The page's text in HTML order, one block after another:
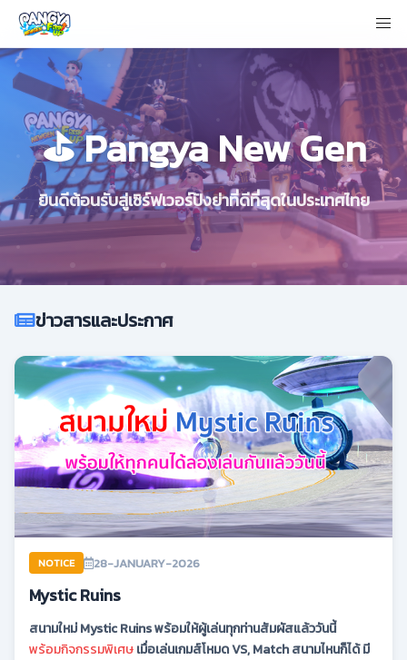
⛳ Pangya New Gen
ยินดีต้อนรับสู่เซิร์ฟเวอร์ปังย่าที่ดีที่สุดในประเทศไทย
ข่าวสารและประกาศ
NOTICE 28-JANUARY-2026
Mystic Ruins
สนามใหม่ Mystic Ruins พร้อมให้ผู้เล่นทุกท่านสัมผัสแล้ววันนี้
พร้อมกิจกรรมพิเศษเมื่อเล่นเกมส์โหมด VS, Match สนามไหนก็ได้ มี